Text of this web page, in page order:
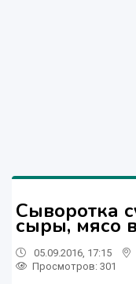
Сыворотка
сыры, мясо
05.09.2016, 17:15
Просмотров: 301